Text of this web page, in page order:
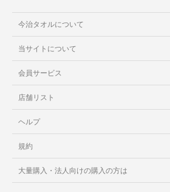
今治タオルについて
当サイトについて
会員サービス
店舗リスト
ヘルプ
規約
大量購入・法人向けの購入の方は